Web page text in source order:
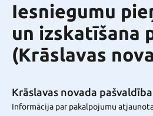
Iesniegumu
un izskatīšana
(Krāslavas
Krāslavas novada pašvaldība
Informācija par pakalpojumu